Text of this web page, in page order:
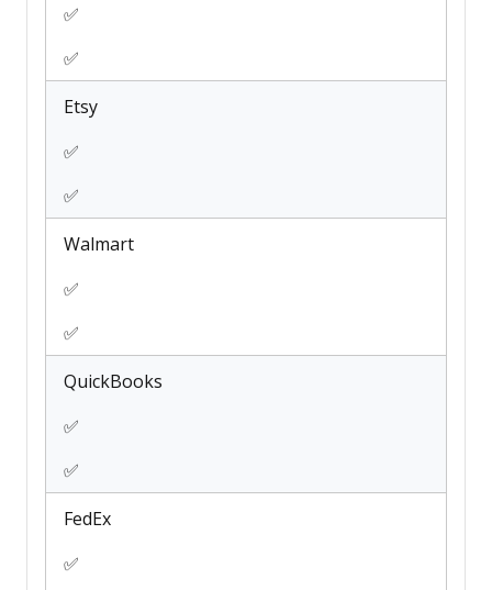
✅
✅
Etsy
✅
✅
Walmart
✅
✅
QuickBooks
✅
✅
FedEx
✅